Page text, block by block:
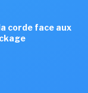
corde face aux